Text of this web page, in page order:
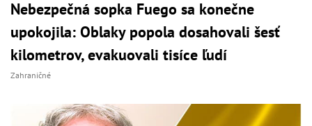
Nebezpečná sopka Fuego sa konečne
upokojila: Oblaky popola dosahovali šesť
kilometrov, evakuovali tisíce ľudí
Zahraničné